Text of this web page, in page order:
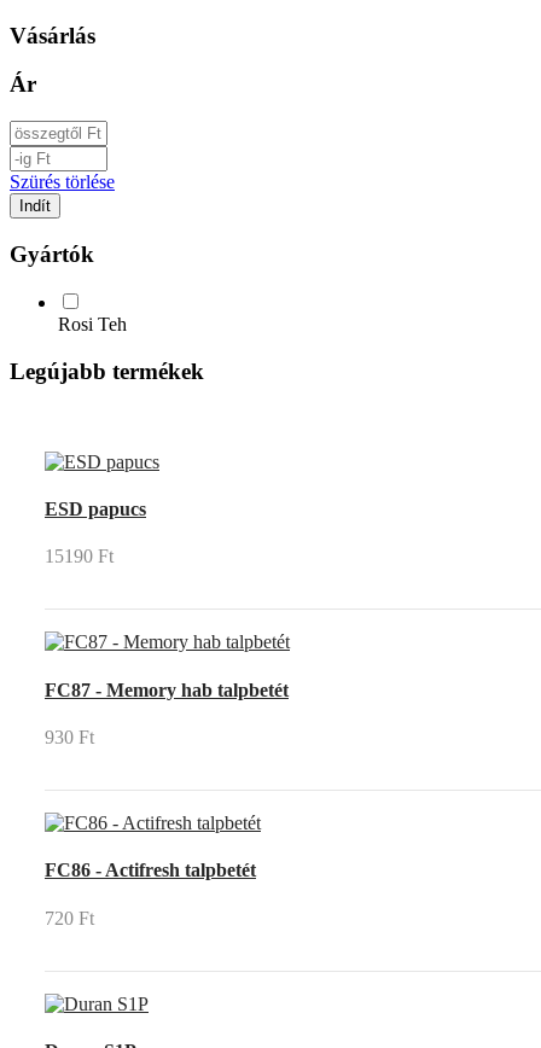
Vásárlás
Ár
Szürés törlése
Gyártók
Rosi Teh
Legújabb termékek
ESD papucs
15190 Ft
FC87 - Memory hab talpbetét
930 Ft
FC86 - Actifresh talpbetét
720 Ft